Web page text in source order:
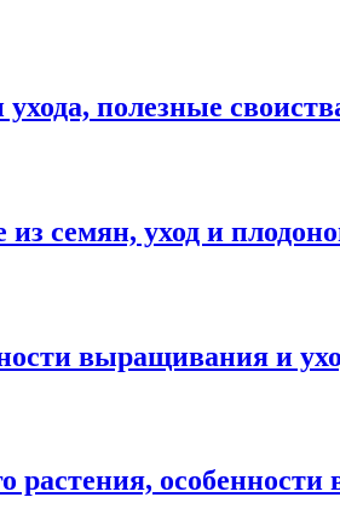
полезные
семян, уход и
выращивания и